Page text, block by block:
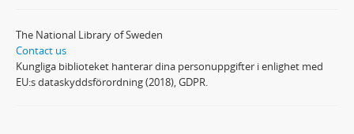
The National Library of Sweden
Contact us
Kungliga biblioteket hanterar dina personuppgifter i enlighet med
EU:s dataskyddsförordning (2018), GDPR.